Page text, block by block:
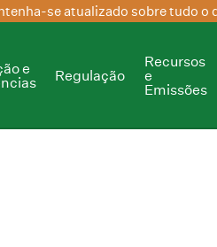
se atualizado sobre tudo o
e
Regulação
Recursos
e
Emissões